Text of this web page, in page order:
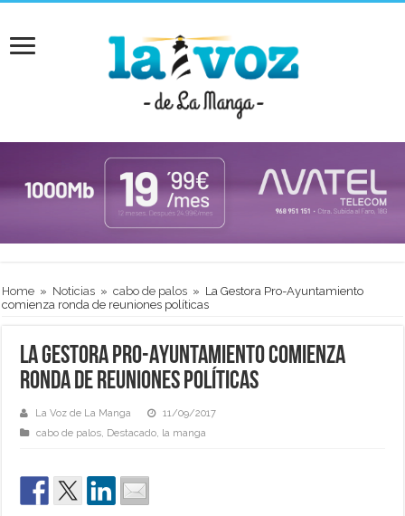
Home » Noticias » cabo de palos » La Gestora Pro-Ayuntamiento
comienza ronda de reuniones políticas
La Gestora Pro-Ayuntamiento comienza
ronda de reuniones políticas
La Voz de La Manga
11/09/2017
cabo de palos, Destacado, la manga